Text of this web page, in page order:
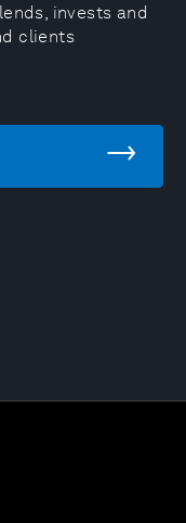
invests and
clients